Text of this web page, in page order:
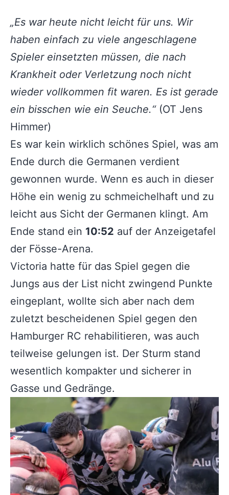
„Es war heute nicht leicht für uns. Wir
haben einfach zu viele angeschlagene
Spieler einsetzten müssen, die nach
Krankheit oder Verletzung noch nicht
wieder vollkommen fit waren. Es ist gerade
ein bisschen wie ein Seuche.“(OT Jens
Himmer)
Es war kein wirklich schönes Spiel, was am
Ende durch die Germanen verdient
gewonnen wurde. Wenn es auch in dieser
Höhe ein wenig zu schmeichelhaft und zu
leicht aus Sicht der Germanen klingt. Am
Ende stand ein 10:52 auf der Anzeigetafel
der Fösse-Arena.
Victoria hatte für das Spiel gegen die
Jungs aus der List nicht zwingend Punkte
eingeplant, wollte sich aber nach dem
zuletzt bescheidenen Spiel gegen den
Hamburger RC rehabilitieren, was auch
teilweise gelungen ist. Der Sturm stand
wesentlich kompakter und sicherer in
Gasse und Gedränge.